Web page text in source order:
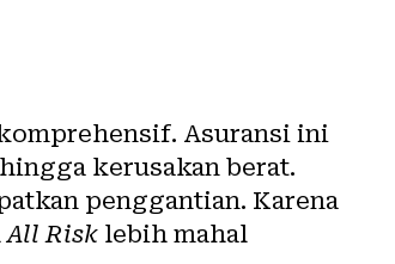
Asuransi ini
kerusakan berat.
penggantian. Karena
All Risk lebih mahal